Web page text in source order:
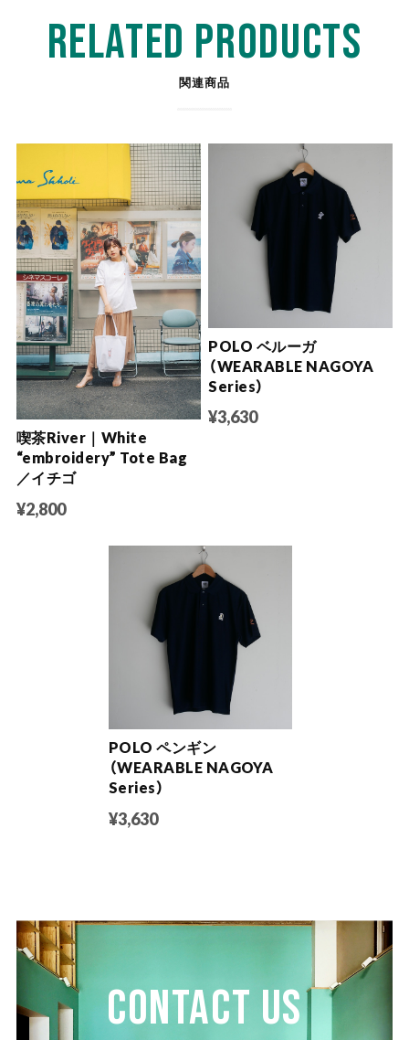
RELATED PRODUCTS
関連商品
喫茶River｜White
“embroidery” Tote Bag
／イチゴ
¥2,800
POLO ベルーガ
（WEARABLE NAGOYA
Series）
¥3,630
POLO ペンギン
（WEARABLE NAGOYA
Series）
¥3,630
CONTACT US